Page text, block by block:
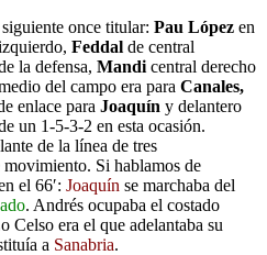
once titular: Pau López en
Feddal de central
la defensa, Mandi central derecho
del campo era para Canales,
enlace para Joaquí­n y delantero
un 1-5-3-2 en esta ocasión.
de la línea de tres
Si hablamos de
el 66′: Joaquín se marchaba del
. Andrés ocupaba el costado
Celso era el que adelantaba su
a Sanabria.